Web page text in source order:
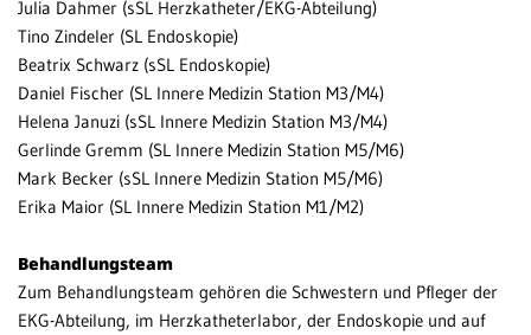
Julia Dahmer (sSL Herzkatheter/EKG-Abteilung)
Tino Zindeler (SL Endoskopie)
Beatrix Schwarz (sSL Endoskopie)
Daniel Fischer (SL Innere Medizin Station M3/M4)
Helena Januzi (sSL Innere Medizin Station M3/M4)
Gerlinde Gremm (SL Innere Medizin Station M5/M6)
Mark Becker (sSL Innere Medizin Station M5/M6)
Erika Maior (SL Innere Medizin Station M1/M2)
Behandlungsteam
Zum Behandlungsteam gehören die Schwestern und Pfleger der
EKG-Abteilung, im Herzkatheterlabor, der Endoskopie und auf